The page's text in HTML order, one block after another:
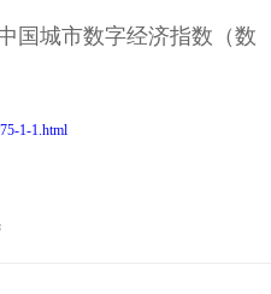
国城市数字经济指数（数
1-1.html